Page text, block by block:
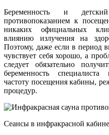
Беременность и
противопоказанием к
никаких официальных
влиянию излучения на
Поэтому, даже если в период
чувствует себя хорошо, а
следует обязательно
беременность
частоту посещения кабины,
процедур.
Сеансы в инфракрасной